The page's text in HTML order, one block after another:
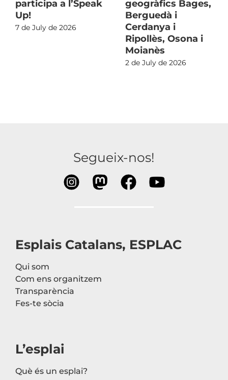
participa a l’Speak
Up!
7 de July de 2026
geogràfics Bages,
Berguedà i
Cerdanya i
Ripollès, Osona i
Moianès
2 de July de 2026
Segueix-nos!
Esplais Catalans, ESPLAC
Qui som
Com ens organitzem
Transparència
Fes-te sòcia
L’esplai
Què és un esplai?